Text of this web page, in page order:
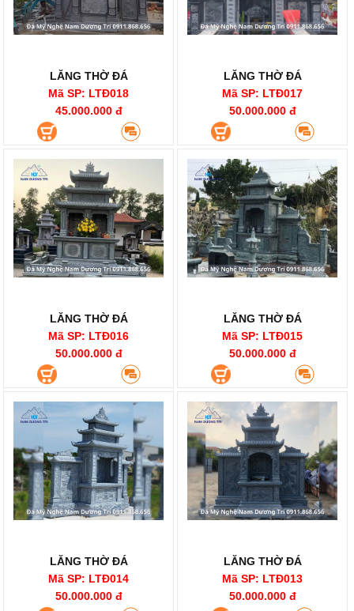
LĂNG THỜ ĐÁ
Mã SP: LTĐ018
45.000.000 đ
LĂNG THỜ ĐÁ
Mã SP: LTĐ017
50.000.000 đ
LĂNG THỜ ĐÁ
Mã SP: LTĐ016
50.000.000 đ
LĂNG THỜ ĐÁ
Mã SP: LTĐ015
50.000.000 đ
LĂNG THỜ ĐÁ
Mã SP: LTĐ014
50.000.000 đ
LĂNG THỜ ĐÁ
Mã SP: LTĐ013
50.000.000 đ